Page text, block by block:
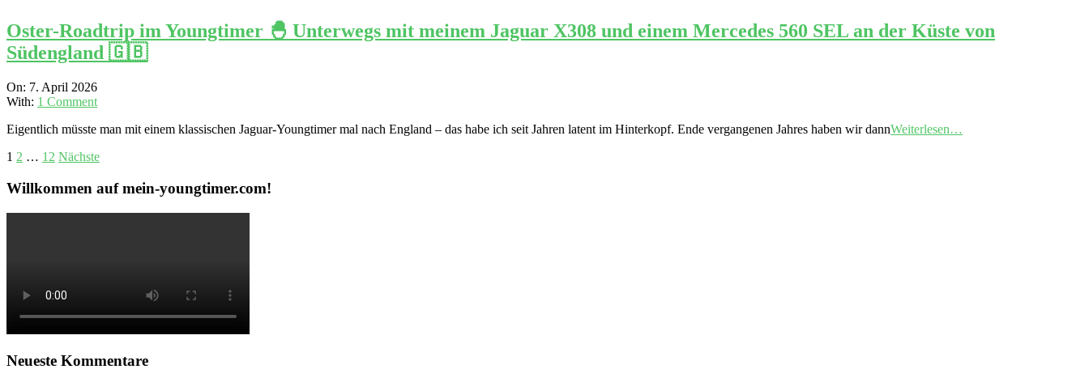
Oster-Roadtrip im Youngtimer 🐣 Unterwegs mit meinem Jaguar X308 und einem Mercedes 560 SEL an der Küste von
Südengland 🇬🇧
2026-
04-
On: 7. April 2026
With: 1 Comment
Eigentlich müsste man mit einem klassischen Jaguar-Youngtimer mal nach England – das habe ich seit Jahren latent im Hinterkopf. Ende vergangenen Jahres haben wir dannWeiterlesen…
Seitennummerierung
der
1 2 … 12 Nächste
Willkommen auf mein-youngtimer.com!
Neueste Kommentare